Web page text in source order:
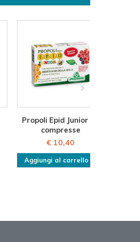
Propoli Epid Junior 30
compresse
€ 10,40
Aggiungi al carrello